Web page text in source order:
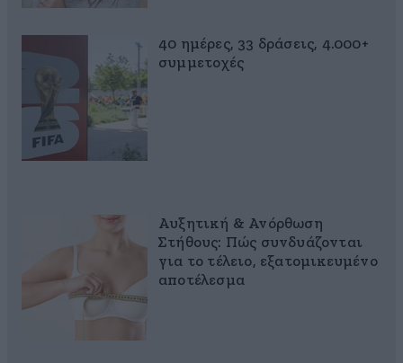
40 ημέρες, 33 δράσεις, 4.000+
συμμετοχές
Αυξητική & Ανόρθωση
Στήθους: Πώς συνδυάζονται
για το τέλειο, εξατομικευμένο
αποτέλεσμα